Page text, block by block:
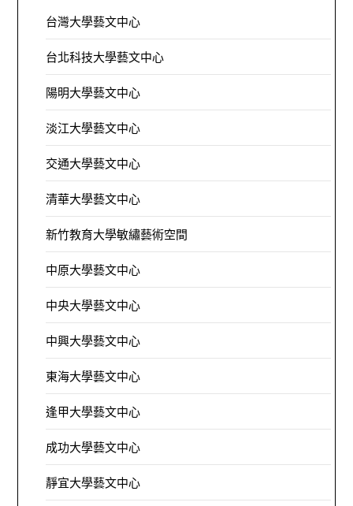
台灣大學藝文中心
台北科技大學藝文中心
陽明大學藝文中心
淡江大學藝文中心
交通大學藝文中心
清華大學藝文中心
新竹教育大學敏繡藝術空間
中原大學藝文中心
中央大學藝文中心
中興大學藝文中心
東海大學藝文中心
逢甲大學藝文中心
成功大學藝文中心
靜宜大學藝文中心